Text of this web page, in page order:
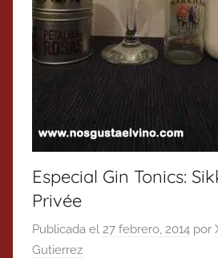
Especial Gin Tonics:
Privée
Publicada el 27 febrero, 2014 por
Gutierrez